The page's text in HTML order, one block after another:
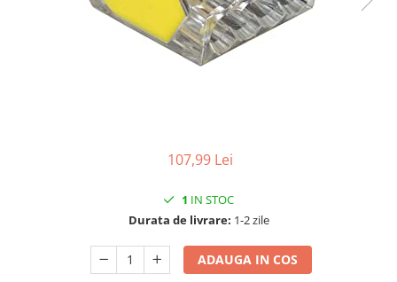
107,99 Lei
1 IN STOC
Durata de livrare: 1-2 zile
ADAUGA IN COS